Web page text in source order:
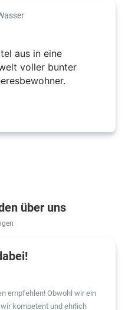
aus in eine
voller bunter
über uns
empfehlen! Obwohl wir ein
kompetent und ehrlich